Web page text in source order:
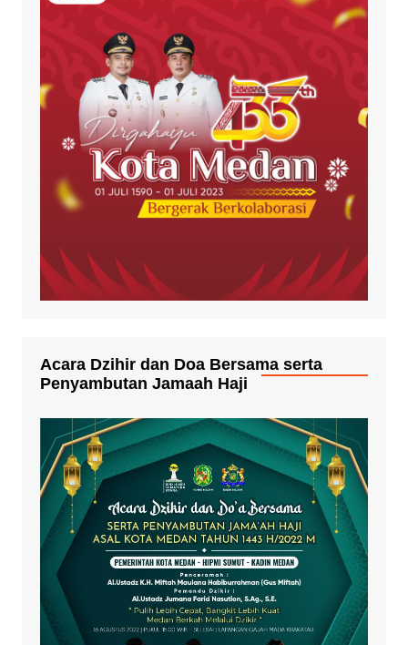
Acara Dzihir dan Doa Bersama serta
Penyambutan Jamaah Haji